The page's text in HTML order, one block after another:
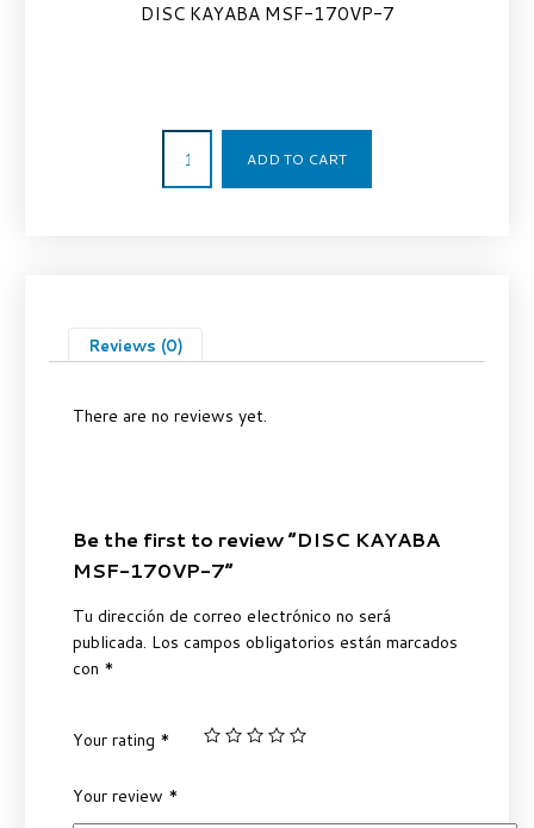
DISC KAYABA MSF-170VP-7
ADD TO CART
Reviews (0)
There are no reviews yet.
Be the first to review “DISC KAYABA
MSF-170VP-7”
Tu dirección de correo electrónico no será
publicada. Los campos obligatorios están marcados
con *
Your rating *
Your review *